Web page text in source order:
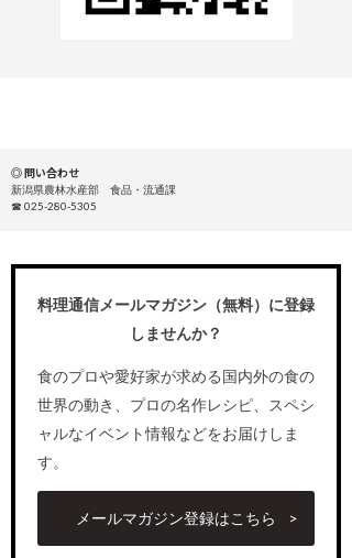
◎ 問い合わせ
新潟県農林水産部 食品・流通課
☎ 025-280-5305
料理通信メールマガジン（無料）に登録
しませんか？
食のプロや愛好家が求める国内外の食の
世界の動き、プロの名作レシピ、スペシ
ャルなイベント情報などをお届けしま
す。
メールマガジン登録はこちら